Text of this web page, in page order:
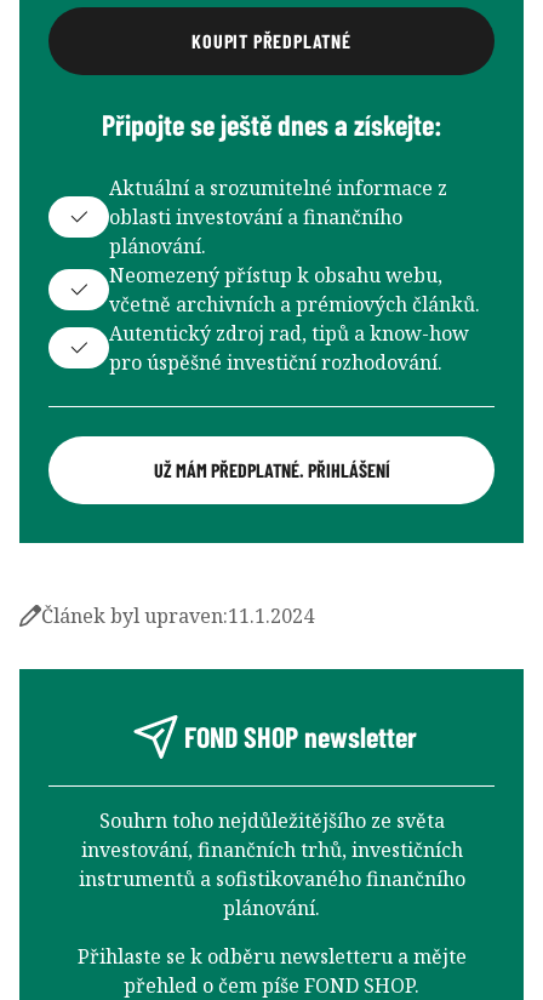
KOUPIT PŘEDPLATNÉ
Připojte se ještě dnes a získejte:
Aktuální a srozumitelné informace z
oblasti investování a finančního
plánování.
Neomezený přístup k obsahu webu,
včetně archivních a prémiových článků.
Autentický zdroj rad, tipů a know-how
pro úspěšné investiční rozhodování.
UŽ MÁM PŘEDPLATNÉ. PŘIHLÁŠENÍ
Článek byl upraven:11.1.2024
FOND SHOP newsletter
Souhrn toho nejdůležitějšího ze světa
investování, finančních trhů, investičních
instrumentů a sofistikovaného finančního
plánování.
Přihlaste se k odběru newsletteru a mějte
přehled o čem píše FOND SHOP.